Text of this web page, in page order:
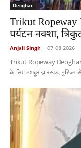
Deoghar
Trikut Ropeway
पर्यटन नक्शा,
Anjali Singh - 07-08-2026
Trikut Ropeway Deoghar:
के लिए मशहूर झारखंड, टूरिज्म